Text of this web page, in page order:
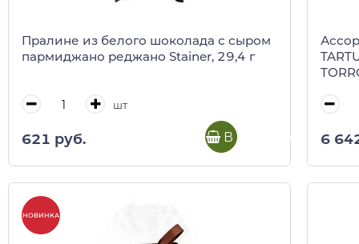
Пралине из белого шоколада с сыром
пармиджано реджано Stainer, 29,4 г
шт
621 руб. В корзину 6
НОВИНКА